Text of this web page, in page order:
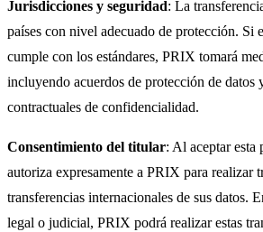
Jurisdicciones y seguridad: La
países con nivel adecuado de protección. Si
cumple con los estándares, PRIX tomará
incluyendo acuerdos de protección de datos
contractuales de confidencialidad.
Consentimiento del titular: Al aceptar
autoriza expresamente a PRIX para realizar
transferencias internacionales de sus datos.
legal o judicial, PRIX podrá realizar estas